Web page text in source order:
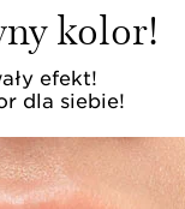
kolor!
efekt!
dla siebie!